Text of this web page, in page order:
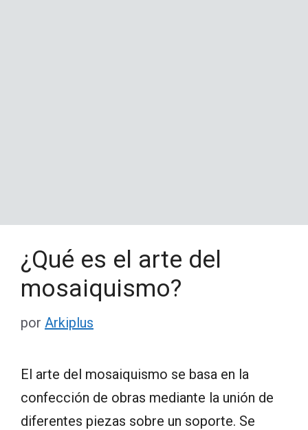
¿Qué es el arte del
mosaiquismo?
por Arkiplus
El arte del mosaiquismo se basa en la
confección de obras mediante la unión de
diferentes piezas sobre un soporte. Se